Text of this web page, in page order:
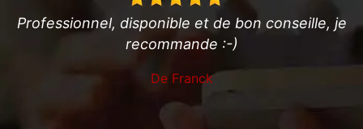
bon conseille, je
Professionnel très efficace